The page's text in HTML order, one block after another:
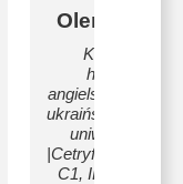
Olena
angielskiego,
uniwersytetu
|Cetryfikat DELE
C1, IELTS